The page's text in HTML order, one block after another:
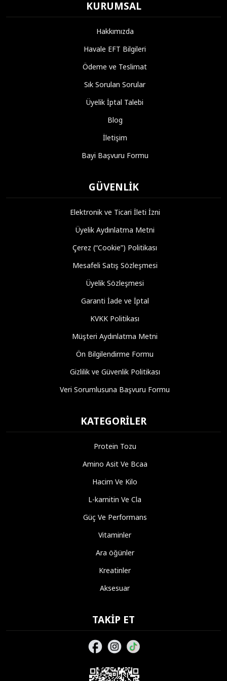
KURUMSAL
Hakkımızda
Havale EFT Bilgileri
Ödeme ve Teslimat
Sık Sorulan Sorular
Üyelik İptal Talebi
Blog
İletişim
Bayi Başvuru Formu
GÜVENLIK
Elektronik ve Ticari İleti İzni
Üyelik Aydınlatma Metni
Çerez (“Cookie”) Politikası
Mesafeli Satış Sözleşmesi
Üyelik Sözleşmesi
Garanti İade ve İptal
KVKK Politikası
Müşteri Aydınlatma Metni
Ön Bilgilendirme Formu
Gizlilik ve Güvenlik Politikası
Veri Sorumlusuna Başvuru Formu
KATEGORILER
Protein Tozu
Amino Asit Ve Bcaa
Hacim Ve Kilo
L-karnitin Ve Cla
Güç Ve Performans
Vitaminler
Ara öğünler
Kreatinler
Aksesuar
TAKIP ET